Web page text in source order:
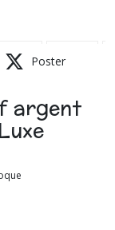
Poster
argent